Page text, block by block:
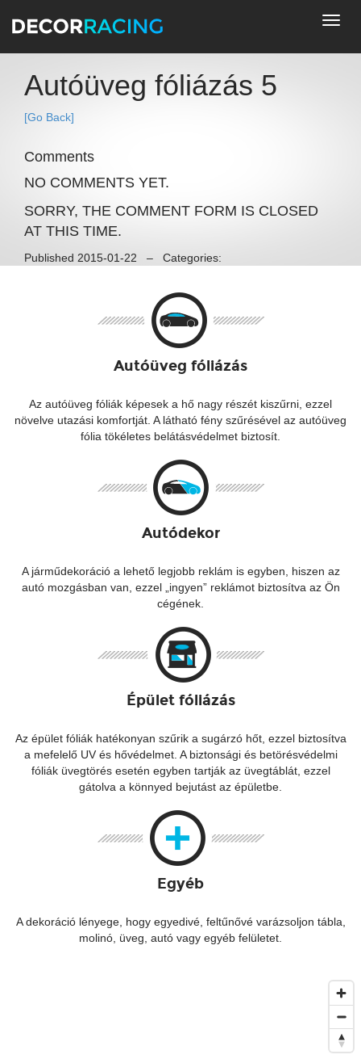
Autóüveg fóliázás 5
[Go Back]
Comments
NO COMMENTS YET.
SORRY, THE COMMENT FORM IS CLOSED
AT THIS TIME.
Published 2015-01-22 – Categories:
Autóüveg fóliázás
Az autóüveg fóliák képesek a hő nagy részét kiszűrni, ezzel
növelve utazási komfortját. A látható fény szűrésével az autóüveg
fólia tökéletes belátásvédelmet biztosít.
Autódekor
A járműdekoráció a lehető legjobb reklám is egyben, hiszen az
autó mozgásban van, ezzel „ingyen” reklámot biztosítva az Ön
cégének.
Épület fóliázás
Az épület fóliák hatékonyan szűrik a sugárzó hőt, ezzel biztosítva
a mefelelő UV és hővédelmet. A biztonsági és betörésvédelmi
fóliák üvegtörés esetén egyben tartják az üvegtáblát, ezzel
gátolva a könnyed bejutást az épületbe.
Egyéb
A dekoráció lényege, hogy egyedivé, feltűnővé varázsoljon tábla,
molinó, üveg, autó vagy egyéb felületet.